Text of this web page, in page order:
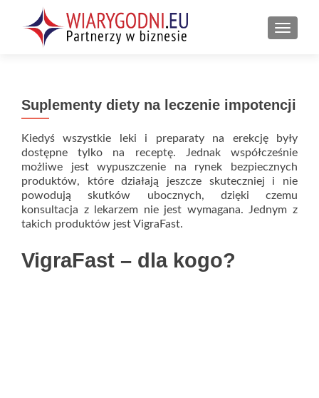
Suplementy diety na leczenie impotencji
Kiedyś wszystkie leki i preparaty na erekcję były
dostępne tylko na receptę. Jednak współcześnie
możliwe jest wypuszczenie na rynek bezpiecznych
produktów, które działają jeszcze skuteczniej i nie
powodują skutków ubocznych, dzięki czemu
konsultacja z lekarzem nie jest wymagana. Jednym z
takich produktów jest VigraFast.
VigraFast – dla kogo?